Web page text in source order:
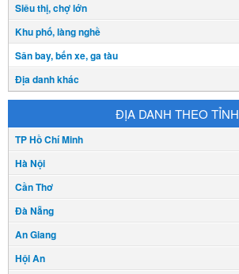
Siêu thị, chợ lớn
Khu phố, làng nghề
Sân bay, bến xe, ga tàu
Địa danh khác
ĐỊA DANH THEO TỈNH
TP Hồ Chí Minh
Hà Nội
Cần Thơ
Đà Nẵng
An Giang
Hội An